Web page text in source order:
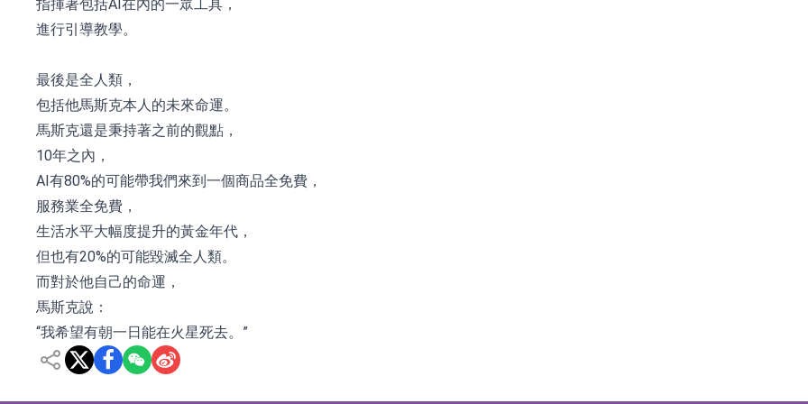
指揮著包括AI在內的一眾工具，
進行引導教學。
最後是全人類，
包括他馬斯克本人的未來命運。
馬斯克還是秉持著之前的觀點，
10年之內，
AI有80%的可能帶我們來到一個商品全免費，
服務業全免費，
生活水平大幅度提升的黃金年代，
但也有20%的可能毀滅全人類。
而對於他自己的命運，
馬斯克說：
“我希望有朝一日能在火星死去。”